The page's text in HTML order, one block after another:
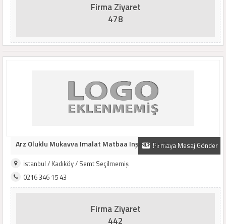
Firma Ziyaret
478
Firmaya Mesaj Gönder
Arz Oluklu Mukavva Imalat Matbaa Inşaat Dış T..
İstanbul / Kadıköy / Semt Seçilmemiş
0216 346 15 43
Firma Ziyaret
442